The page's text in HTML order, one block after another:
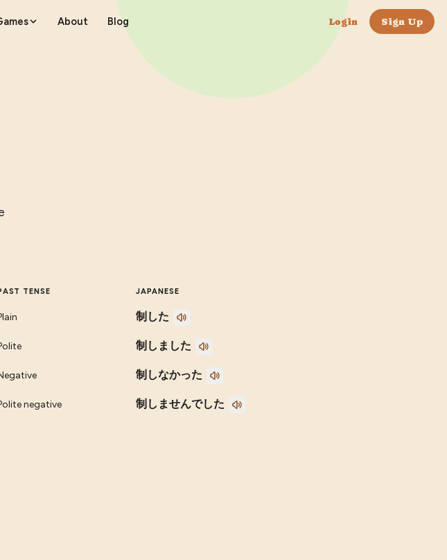
About Blog Login Sign Up
TENSE JAPANESE
制した
制しました
制しなかった
negative 制しませんでした